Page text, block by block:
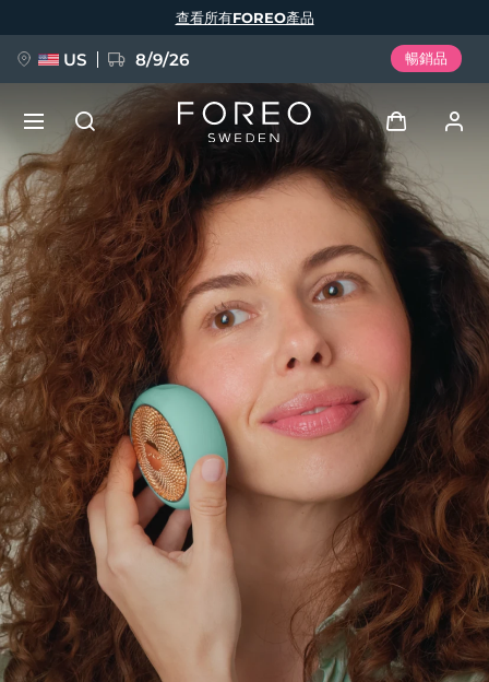
查看所有FOREO產品
US 8/9/26 暢銷品
登入
用戶信息
我的設備
我的訂單
我的地址
我的訂閱
新品
FAQ™ Pure Beauty-Tech Elixir
BREAKING NEWS
issa™ Teeth Whitening Set
FAQ™ Dual LED Panel
熱門產品
語言
English Deutsch
Español
Français
Italiano
Português
Polski
Svenska
Русский
Türkçe
简体中文 繁體中文
發貨國家
美國 預計送達日期 8/9/26
英國 預計送達日期8/8/26
西班牙 預計送達日期8/8/26